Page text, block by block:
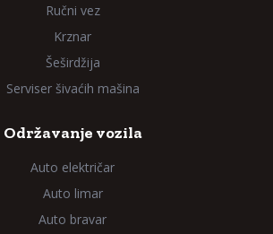
Ručni vez
Krznar
Šeširdžija
Serviser šivaćih mašina
Održavanje vozila
Auto električar
Auto limar
Auto bravar